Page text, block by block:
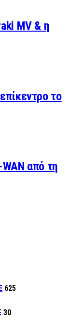
MV & η
το
από τη
625
30